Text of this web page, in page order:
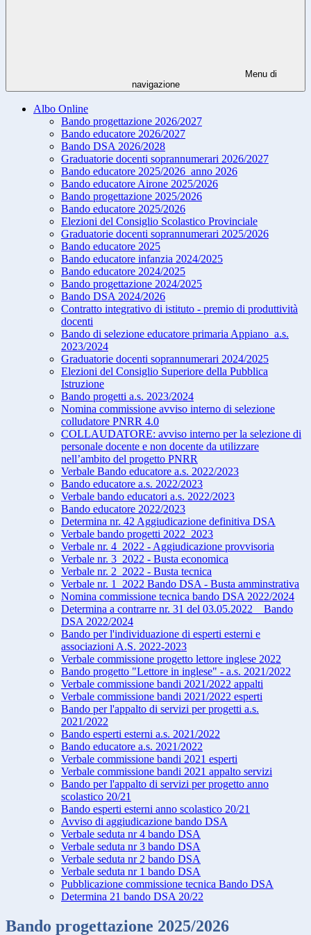
Menu di
navigazione
Albo Online
Bando progettazione 2026/2027
Bando educatore 2026/2027
Bando DSA 2026/2028
Graduatorie docenti soprannumerari 2026/2027
Bando educatore 2025/2026_anno 2026
Bando educatore Airone 2025/2026
Bando progettazione 2025/2026
Bando educatore 2025/2026
Elezioni del Consiglio Scolastico Provinciale
Graduatorie docenti soprannumerari 2025/2026
Bando educatore 2025
Bando educatore infanzia 2024/2025
Bando educatore 2024/2025
Bando progettazione 2024/2025
Bando DSA 2024/2026
Contratto integrativo di istituto - premio di produttività
docenti
Bando di selezione educatore primaria Appiano_a.s.
2023/2024
Graduatorie docenti soprannumerari 2024/2025
Elezioni del Consiglio Superiore della Pubblica
Istruzione
Bando progetti a.s. 2023/2024
Nomina commissione avviso interno di selezione
colludatore PNRR 4.0
COLLAUDATORE: avviso interno per la selezione di
personale docente e non docente da utilizzare
nell’ambito del progetto PNRR
Verbale Bando educatore a.s. 2022/2023
Bando educatore a.s. 2022/2023
Verbale bando educatori a.s. 2022/2023
Bando educatore 2022/2023
Determina nr. 42 Aggiudicazione definitiva DSA
Verbale bando progetti 2022_2023
Verbale nr. 4_2022 - Aggiudicazione provvisoria
Verbale nr. 3_2022 - Busta economica
Verbale nr. 2_2022 - Busta tecnica
Verbale nr. 1_2022 Bando DSA - Busta amminstrativa
Nomina commissione tecnica bando DSA 2022/2024
Determina a contrarre nr. 31 del 03.05.2022 _ Bando
DSA 2022/2024
Bando per l'individuazione di esperti esterni e
associazioni A.S. 2022-2023
Verbale commissione progetto lettore inglese 2022
Bando progetto "Lettore in inglese" - a.s. 2021/2022
Verbale commissione bandi 2021/2022 appalti
Verbale commissione bandi 2021/2022 esperti
Bando per l'appalto di servizi per progetti a.s.
2021/2022
Bando esperti esterni a.s. 2021/2022
Bando educatore a.s. 2021/2022
Verbale commissione bandi 2021 esperti
Verbale commissione bandi 2021 appalto servizi
Bando per l'appalto di servizi per progetto anno
scolastico 20/21
Bando esperti esterni anno scolastico 20/21
Avviso di aggiudicazione bando DSA
Verbale seduta nr 4 bando DSA
Verbale seduta nr 3 bando DSA
Verbale seduta nr 2 bando DSA
Verbale seduta nr 1 bando DSA
Pubblicazione commissione tecnica Bando DSA
Determina 21 bando DSA 20/22
Bando progettazione 2025/2026